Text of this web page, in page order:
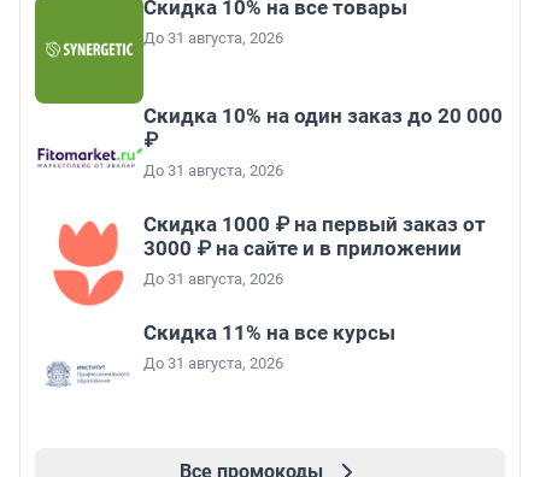
Скидка 10% на все товары
До 31 августа, 2026
Скидка 10% на один заказ до 20 000
₽
До 31 августа, 2026
Скидка 1000 ₽ на первый заказ от
3000 ₽ на сайте и в приложении
До 31 августа, 2026
Скидка 11% на все курсы
До 31 августа, 2026
Все промокоды